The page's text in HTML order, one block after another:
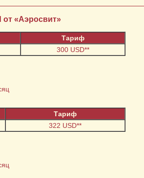
«Аэросвит»
Тариф
300 USD**
Тариф
322 USD**